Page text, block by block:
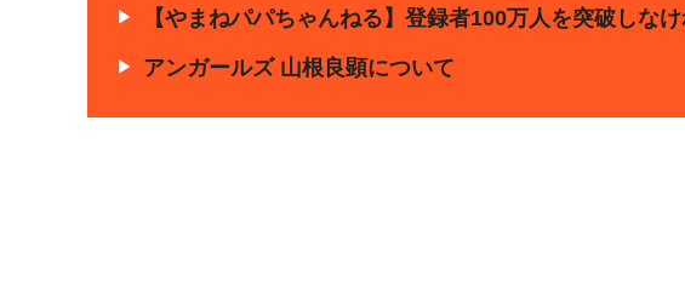
【やまねパパちゃんねる】登録者100万人を突破しな
アンガールズ 山根良顕について